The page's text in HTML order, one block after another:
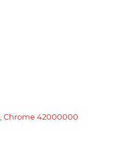
Chrome 42000000